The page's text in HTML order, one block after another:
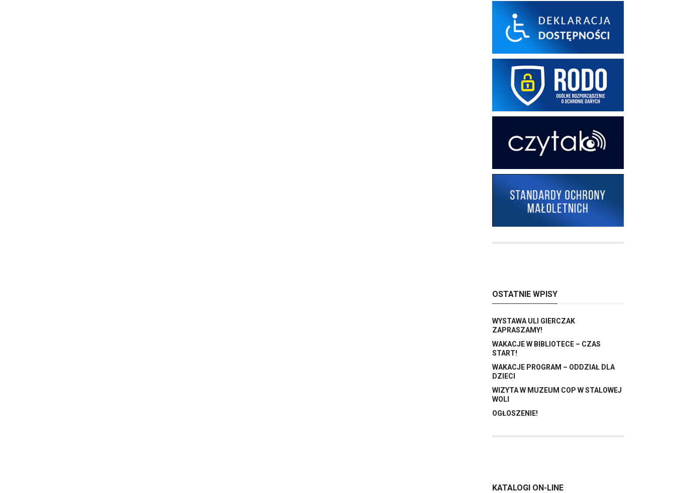
OSTATNIE WPISY
WYSTAWA ULI GIERCZAK
ZAPRASZAMY!
WAKACJE W BIBLIOTECE – CZAS
START!
WAKACJE PROGRAM – ODDZIAŁ DLA
DZIECI
WIZYTA W MUZEUM COP W STALOWEJ
WOLI
OGŁOSZENIE!
KATALOGI ON-LINE